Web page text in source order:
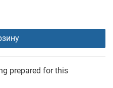
prepared for this